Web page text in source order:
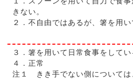
きない。
２．不自由ではあるが、箸を用い
３．箸を用いて日常食事をしてい
４．正常
注１ きき手でない側については